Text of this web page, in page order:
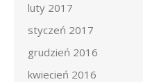
luty 2017
styczeń 2017
grudzień 2016
kwiecień 2016